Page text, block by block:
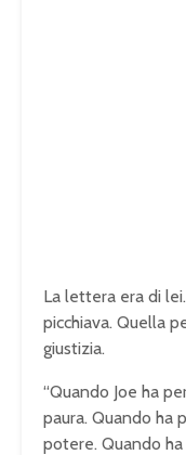
La lettera era di
picchiava. Quella
giustizia.
“Quando Joe ha
paura. Quando ha
potere. Quando